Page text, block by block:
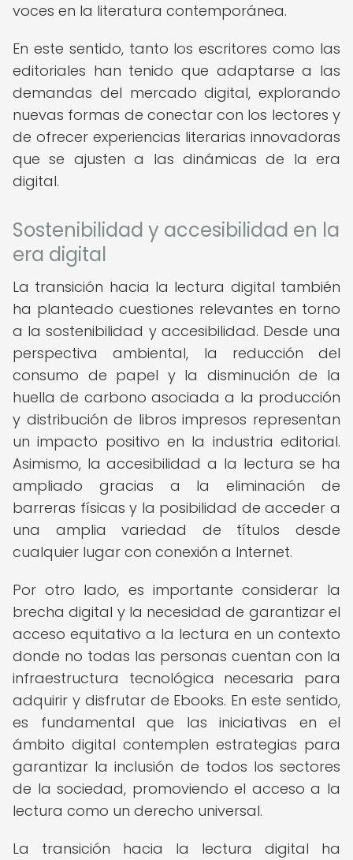
voces en la literatura contemporánea.
En este sentido, tanto los escritores como las
editoriales han tenido que adaptarse a las
demandas del mercado digital, explorando
nuevas formas de conectar con los lectores y
de ofrecer experiencias literarias innovadoras
que se ajusten a las dinámicas de la era
digital.
Sostenibilidad y accesibilidad en la
era digital
La transición hacia la lectura digital también
ha planteado cuestiones relevantes en torno
a la sostenibilidad y accesibilidad. Desde una
perspectiva ambiental, la reducción del
consumo de papel y la disminución de la
huella de carbono asociada a la producción
y distribución de libros impresos representan
un impacto positivo en la industria editorial.
Asimismo, la accesibilidad a la lectura se ha
ampliado gracias a la eliminación de
barreras físicas y la posibilidad de acceder a
una amplia variedad de títulos desde
cualquier lugar con conexión a Internet.
Por otro lado, es importante considerar la
brecha digital y la necesidad de garantizar el
acceso equitativo a la lectura en un contexto
donde no todas las personas cuentan con la
infraestructura tecnológica necesaria para
adquirir y disfrutar de Ebooks. En este sentido,
es fundamental que las iniciativas en el
ámbito digital contemplen estrategias para
garantizar la inclusión de todos los sectores
de la sociedad, promoviendo el acceso a la
lectura como un derecho universal.
La transición hacia la lectura digital ha